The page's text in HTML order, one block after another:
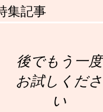
集記事
後でもう一度
お試しくださ
い